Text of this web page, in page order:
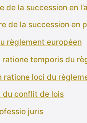
de la succession en
de la succession en
règlement européen
ratione temporis du
ratione loci du
du conflit de lois
juris